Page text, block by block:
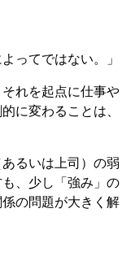
ってではない。」
れを起点に仕事や
に変わることは、
るいは上司）の弱
、少し「強み」の
の問題が大きく解